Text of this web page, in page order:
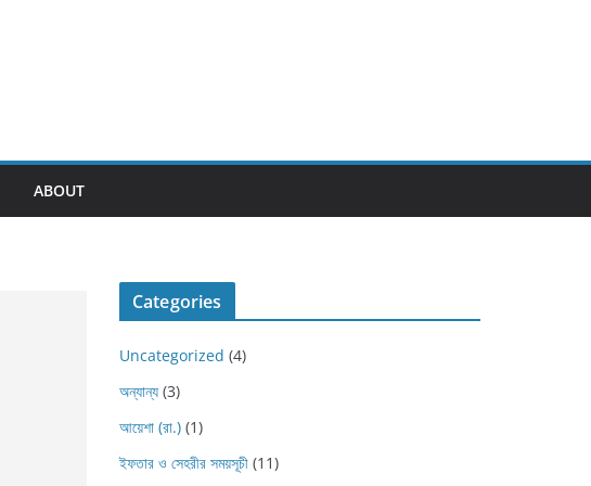
ABOUT
Categories
Uncategorized (4)
অন্যান্য (3)
আয়েশা (রা.) (1)
ইফতার ও সেহরীর সময়সূচী (11)